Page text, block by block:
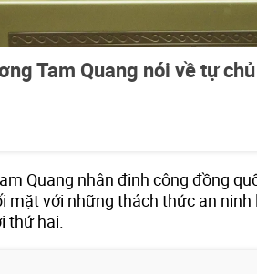
Tam Quang nói về tự
Quang nhận định cộng đồng
mặt với những thách thức an ninh
thứ hai.